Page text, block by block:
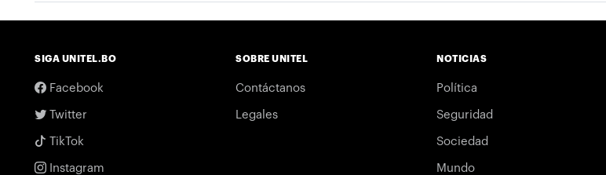
SIGA UNITEL.BO
Facebook
Twitter
TikTok
Instagram
SOBRE UNITEL
Contáctanos
Legales
NOTICIAS
Política
Seguridad
Sociedad
Mundo